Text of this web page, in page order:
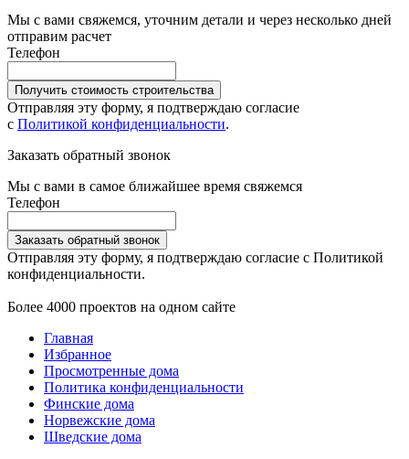
Мы с вами свяжемся, уточним детали и через несколько дней
отправим расчет
Телефон
Получить стоимость строительства
Отправляя эту форму, я подтверждаю согласие
с Политикой конфиденциальности.
Заказать обратный звонок
Мы с вами в самое ближайшее время свяжемся
Телефон
Заказать обратный звонок
Отправляя эту форму, я подтверждаю согласие с Политикой
конфиденциальности.
Более 4000 проектов на одном сайте
Главная
Избранное
Просмотренные дома
Политика конфиденциальности
Финские дома
Норвежские дома
Шведские дома